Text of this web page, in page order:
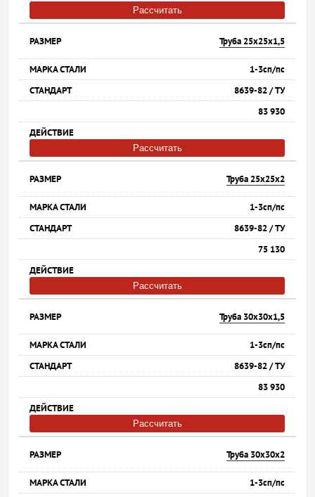
Рассчитать
Труба 25х25х1,5
1-3сп/пс
8639-82 / ТУ
83 930
Рассчитать
Труба 25х25х2
1-3сп/пс
8639-82 / ТУ
75 130
Рассчитать
Труба 30х30х1,5
1-3сп/пс
8639-82 / ТУ
83 930
Рассчитать
Труба 30х30х2
1-3сп/пс